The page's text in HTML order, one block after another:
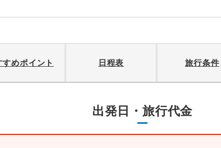
すめポイント 日程表 旅行条件
出発日・旅行代金